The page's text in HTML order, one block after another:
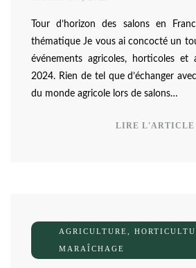
Tour d’horizon des salons en
thématique Je vous ai concocté un
événements agricoles, horticoles et
2024. Rien de tel que d’échanger
du monde agricole lors de salons…
LIRE L'ARTICLE
AGRICULTURE
MARAÎCHAGE